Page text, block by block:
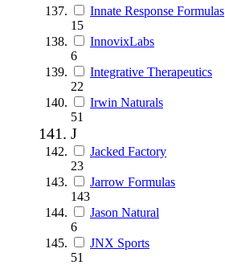
Innate Response Formulas
15
InnovixLabs
6
Integrative Therapeutics
22
Irwin Naturals
51
J
Jacked Factory
23
Jarrow Formulas
143
Jason Natural
6
JNX Sports
51